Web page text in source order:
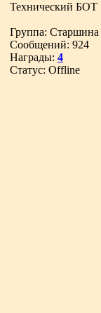
Технический БОТ
Группа: Старшина
Сообщений: 924
Награды: 4
Статус: Offline